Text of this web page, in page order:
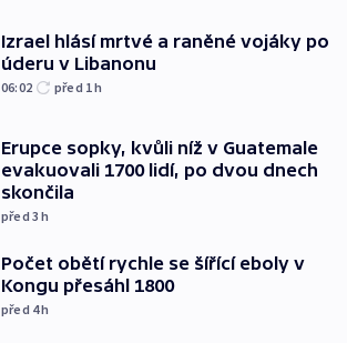
Izrael hlásí mrtvé a raněné vojáky po
úderu v Libanonu
06:02 před 1h
Erupce sopky, kvůli níž v Guatemale
evakuovali 1700 lidí, po dvou dnech
skončila
před 3h
Počet obětí rychle se šířící eboly v
Kongu přesáhl 1800
před 4h